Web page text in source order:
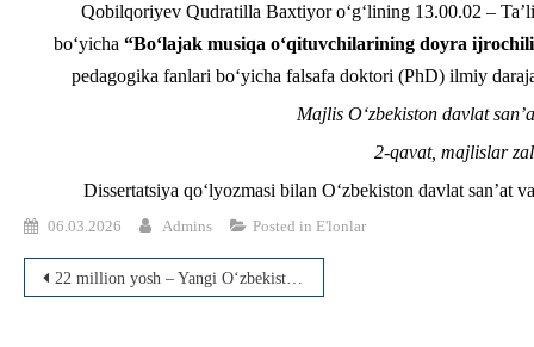
Qobilqoriyev Qudratilla Baxtiyor o‘g‘lining 13.00.02 –
bo‘yicha “Bo‘lajak musiqa o‘qituvchilarining doyra
pedagogika fanlari bo‘yicha falsafa doktori (PhD) ilmiy
Majlis O‘zbekiston davlat
2-qavat, majlislar
Dissertatsiya qo‘lyozmasi bilan O‘zbekiston davlat
06.03.2026 Admins Posted in E'lonlar
Post
22 million yosh – Yangi O‘zbekistonning tayanchi